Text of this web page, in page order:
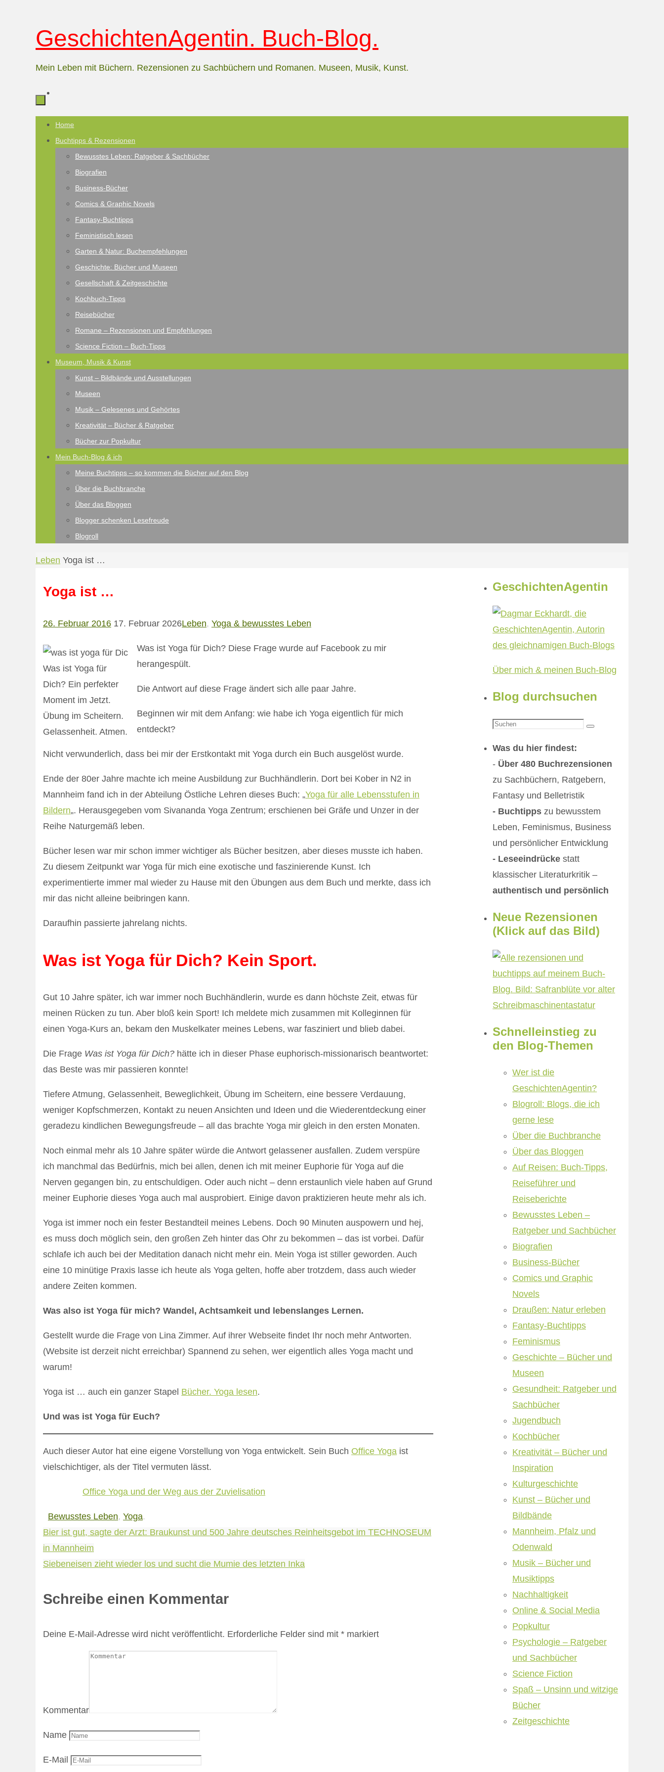
GeschichtenAgentin. Buch-Blog.
Mein Leben mit Büchern. Rezensionen zu Sachbüchern und Romanen. Museen, Musik, Kunst.
Zum
Inhalt
springen
Home
Buchtipps & Rezensionen
Bewusstes Leben: Ratgeber & Sachbücher
Biografien
Business-Bücher
Comics & Graphic Novels
Fantasy-Buchtipps
Feministisch lesen
Garten & Natur: Buchempfehlungen
Geschichte: Bücher und Museen
Gesellschaft & Zeitgeschichte
Kochbuch-Tipps
Reisebücher
Romane – Rezensionen und Empfehlungen
Science Fiction – Buch-Tipps
Museum, Musik & Kunst
Kunst – Bildbände und Ausstellungen
Museen
Musik – Gelesenes und Gehörtes
Kreativität – Bücher & Ratgeber
Bücher zur Popkultur
Mein Buch-Blog & ich
Meine Buchtipps – so kommen die Bücher auf den Blog
Über die Buchbranche
Über das Bloggen
Blogger schenken Lesefreude
Blogroll
Start
Leben Yoga ist …
Yoga ist …
26. Februar 2016 17. Februar 2026Leben, Yoga & bewusstes Leben
Was ist Yoga für
Dich? Ein perfekter
Moment im Jetzt.
Übung im Scheitern.
Gelassenheit. Atmen.
Was ist Yoga für Dich? Diese Frage wurde auf Facebook zu mir
herangespült.
Die Antwort auf diese Frage ändert sich alle paar Jahre.
Beginnen wir mit dem Anfang: wie habe ich Yoga eigentlich für mich
entdeckt?
Nicht verwunderlich, dass bei mir der Erstkontakt mit Yoga durch ein Buch ausgelöst wurde.
Ende der 80er Jahre machte ich meine Ausbildung zur Buchhändlerin. Dort bei Kober in N2 in
Mannheim fand ich in der Abteilung Östliche Lehren dieses Buch: „Yoga für alle Lebensstufen in
Bildern„. Herausgegeben vom Sivananda Yoga Zentrum; erschienen bei Gräfe und Unzer in der
Reihe Naturgemäß leben.
Bücher lesen war mir schon immer wichtiger als Bücher besitzen, aber dieses musste ich haben.
Zu diesem Zeitpunkt war Yoga für mich eine exotische und faszinierende Kunst. Ich
experimentierte immer mal wieder zu Hause mit den Übungen aus dem Buch und merkte, dass ich
mir das nicht alleine beibringen kann.
Daraufhin passierte jahrelang nichts.
Was ist Yoga für Dich? Kein Sport.
Gut 10 Jahre später, ich war immer noch Buchhändlerin, wurde es dann höchste Zeit, etwas für
meinen Rücken zu tun. Aber bloß kein Sport! Ich meldete mich zusammen mit Kolleginnen für
einen Yoga-Kurs an, bekam den Muskelkater meines Lebens, war fasziniert und blieb dabei.
Die Frage Was ist Yoga für Dich? hätte ich in dieser Phase euphorisch-missionarisch beantwortet:
das Beste was mir passieren konnte!
Tiefere Atmung, Gelassenheit, Beweglichkeit, Übung im Scheitern, eine bessere Verdauung,
weniger Kopfschmerzen, Kontakt zu neuen Ansichten und Ideen und die Wiederentdeckung einer
geradezu kindlichen Bewegungsfreude – all das brachte Yoga mir gleich in den ersten Monaten.
Noch einmal mehr als 10 Jahre später würde die Antwort gelassener ausfallen. Zudem verspüre
ich manchmal das Bedürfnis, mich bei allen, denen ich mit meiner Euphorie für Yoga auf die
Nerven gegangen bin, zu entschuldigen. Oder auch nicht – denn erstaunlich viele haben auf Grund
meiner Euphorie dieses Yoga auch mal ausprobiert. Einige davon praktizieren heute mehr als ich.
Yoga ist immer noch ein fester Bestandteil meines Lebens. Doch 90 Minuten auspowern und hej,
es muss doch möglich sein, den großen Zeh hinter das Ohr zu bekommen – das ist vorbei. Dafür
schlafe ich auch bei der Meditation danach nicht mehr ein. Mein Yoga ist stiller geworden. Auch
eine 10 minütige Praxis lasse ich heute als Yoga gelten, hoffe aber trotzdem, dass auch wieder
andere Zeiten kommen.
Was also ist Yoga für mich? Wandel, Achtsamkeit und lebenslanges Lernen.
Gestellt wurde die Frage von Lina Zimmer. Auf ihrer Webseite findet Ihr noch mehr Antworten.
(Website ist derzeit nicht erreichbar) Spannend zu sehen, wer eigentlich alles Yoga macht und
warum!
Yoga ist … auch ein ganzer Stapel Bücher. Yoga lesen.
Und was ist Yoga für Euch?
Auch dieser Autor hat eine eigene Vorstellung von Yoga entwickelt. Sein Buch Office Yoga ist
vielschichtiger, als der Titel vermuten lässt.
Office Yoga und der Weg aus der Zuvielisation
Bewusstes Leben, Yoga.
Bier ist gut, sagte der Arzt: Braukunst und 500 Jahre deutsches Reinheitsgebot im TECHNOSEUM
in Mannheim
Siebeneisen zieht wieder los und sucht die Mumie des letzten Inka
Schreibe einen Kommentar
Deine E-Mail-Adresse wird nicht veröffentlicht. Erforderliche Felder sind mit * markiert
Kommentar
Name
E-Mail
GeschichtenAgentin
Über mich & meinen Buch-Blog
Blog durchsuchen
Suchen
Suchen
Was du hier findest:
- Über 480 Buchrezensionen
zu Sachbüchern, Ratgebern,
Fantasy und Belletristik
- Buchtipps zu bewusstem
Leben, Feminismus, Business
und persönlicher Entwicklung
- Leseeindrücke statt
klassischer Literaturkritik –
authentisch und persönlich
Neue Rezensionen
(Klick auf das Bild)
Schnelleinstieg zu
den Blog-Themen
Wer ist die
GeschichtenAgentin?
Blogroll: Blogs, die ich
gerne lese
Über die Buchbranche
Über das Bloggen
Auf Reisen: Buch-Tipps,
Reiseführer und
Reiseberichte
Bewusstes Leben –
Ratgeber und Sachbücher
Biografien
Business-Bücher
Comics und Graphic
Novels
Draußen: Natur erleben
Fantasy-Buchtipps
Feminismus
Geschichte – Bücher und
Museen
Gesundheit: Ratgeber und
Sachbücher
Jugendbuch
Kochbücher
Kreativität – Bücher und
Inspiration
Kulturgeschichte
Kunst – Bücher und
Bildbände
Mannheim, Pfalz und
Odenwald
Musik – Bücher und
Musiktipps
Nachhaltigkeit
Online & Social Media
Popkultur
Psychologie – Ratgeber
und Sachbücher
Science Fiction
Spaß – Unsinn und witzige
Bücher
Zeitgeschichte